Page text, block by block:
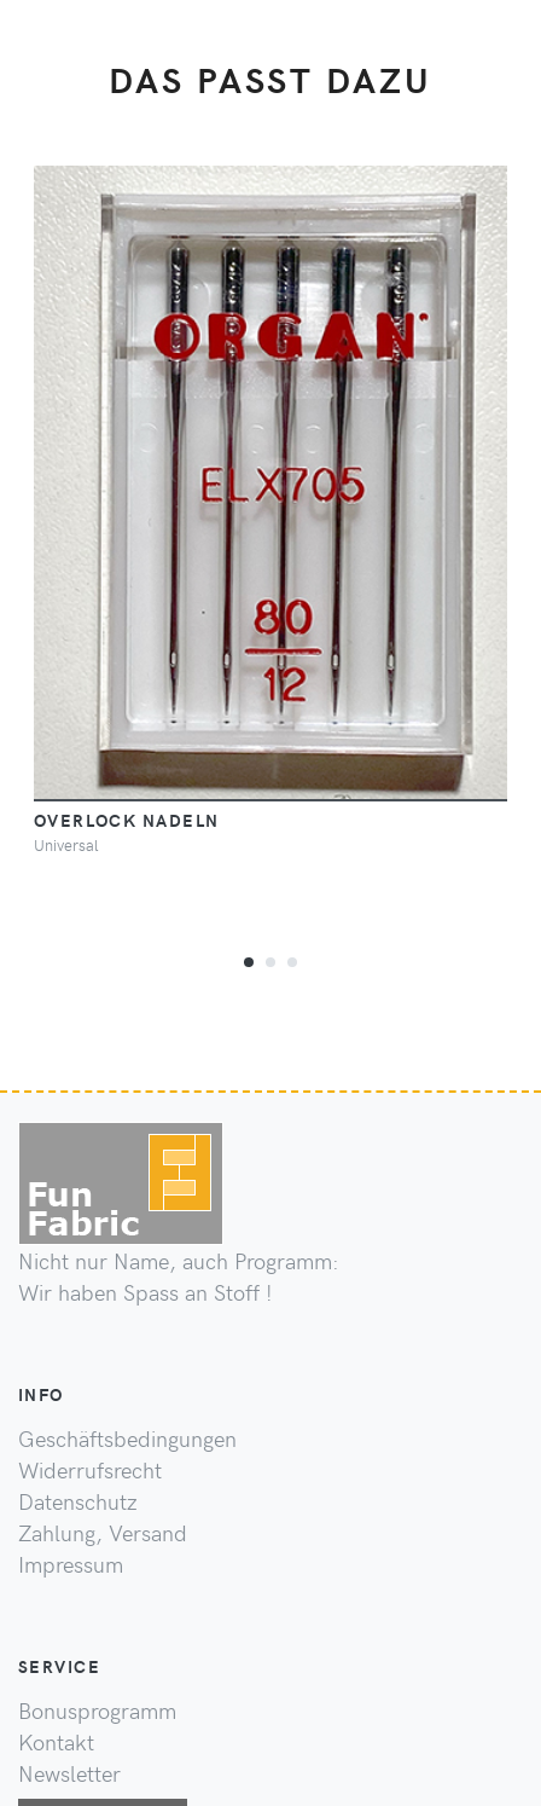
DAS PASST DAZU
OVERLOCK NADELN
Universal
Nicht nur Name, auch Programm:
Wir haben Spass an Stoff !
INFO
Geschäftsbedingungen
Widerrufsrecht
Datenschutz
Zahlung, Versand
Impressum
SERVICE
Bonusprogramm
Kontakt
Newsletter